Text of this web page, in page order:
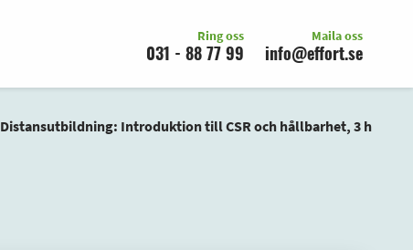
Ring oss
031 - 88 77 99
Maila oss
info@effort.se
Distansutbildning: Introduktion till CSR och hållbarhet, 3 h